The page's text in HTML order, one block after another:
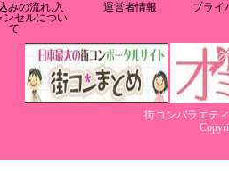
みの流れ,入
ンセルについ
て
運営者情報 プライ
街コンバラエテ